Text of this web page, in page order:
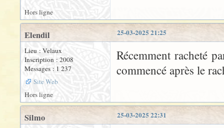
Hors ligne
25-03-2025 21:25
Elendil
Lieu : Velaux
Inscription : 2008
Messages : 1 237
Site Web
Récemment racheté
commencé après le
Hors ligne
25-03-2025 22:31
Silmo